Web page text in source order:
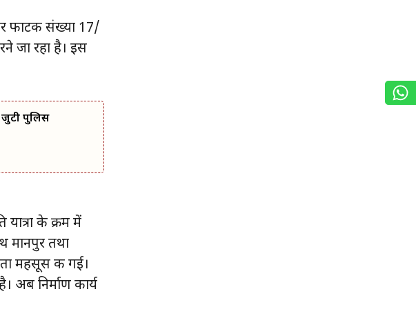
फाटक संख्या 17/
जा रहा है। इस
जुटी पुलिस
यात्रा के क्रम में
मानपुर तथा
महसूस की गई।
अब निर्माण कार्य